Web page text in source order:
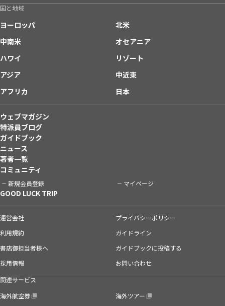
国と地域
ヨーロッパ
北米
中南米
オセアニア
ハワイ
リゾート
アジア
中近東
アフリカ
日本
ウェブマガジン
特派員ブログ
ガイドブック
ニュース
著者一覧
コミュニティ
新規会員登録 マイページ
GOOD LUCK TRIP
運営会社
プライバシーポリシー
利用規約
ガイドライン
書店御担当者様へ
ガイドブックに投稿する
採用情報
お問い合わせ
関連サービス
海外航空券
海外ツアー